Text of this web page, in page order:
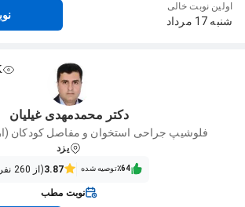
اولین نوبت خالی
شنبه 17 مرداد
دکتر محمدمهدی غیلیان
فلوشیپ جراحی استخوان و مفاصل کودکان
یزد
٪64‌‌‌توصیه شده 3.87(از 260 نفر)
نوبت مطب